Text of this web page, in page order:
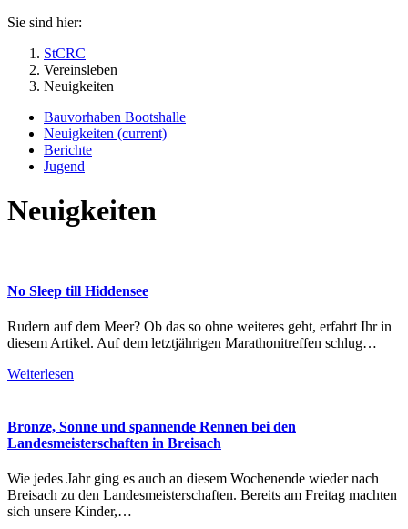
Sie sind hier:
StCRC
Vereinsleben
Neuigkeiten
Bauvorhaben Bootshalle
Neuigkeiten (current)
Berichte
Jugend
Neuigkeiten
No Sleep till Hiddensee
Rudern auf dem Meer? Ob das so ohne weiteres geht, erfahrt Ihr in
diesem Artikel. Auf dem letztjährigen Marathonitreffen schlug…
Weiterlesen
Bronze, Sonne und spannende Rennen bei den
Landesmeisterschaften in Breisach
Wie jedes Jahr ging es auch an diesem Wochenende wieder nach
Breisach zu den Landesmeisterschaften. Bereits am Freitag machten
sich unsere Kinder,…